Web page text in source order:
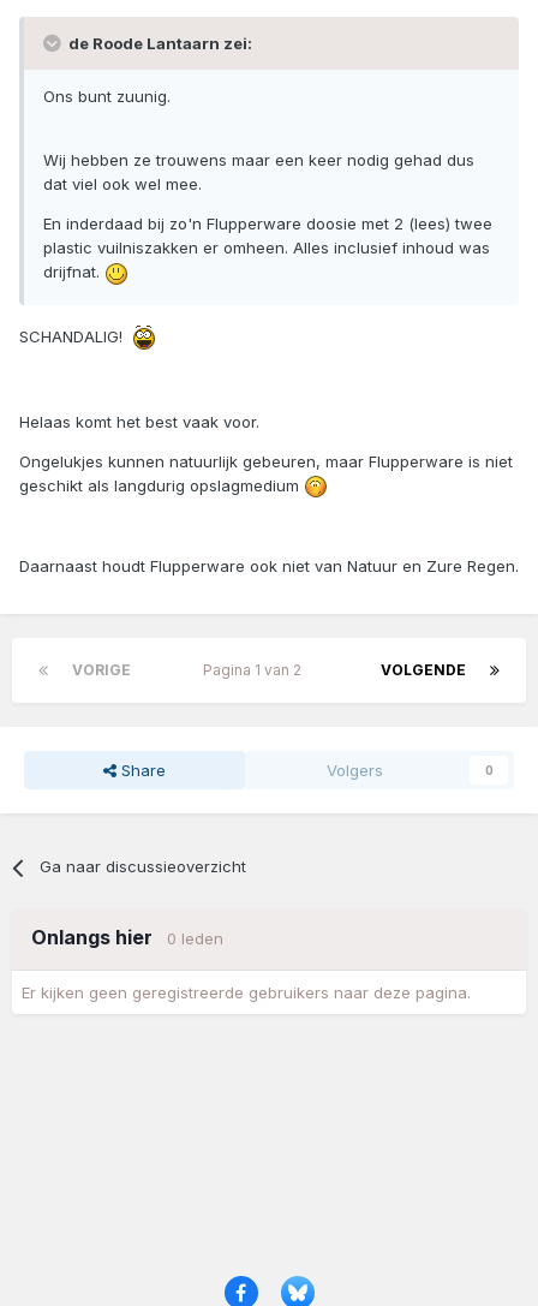
de Roode Lantaarn zei:
Ons bunt zuunig.
Wij hebben ze trouwens maar een keer nodig gehad dus
dat viel ook wel mee.
En inderdaad bij zo'n Flupperware doosie met 2 (lees) twee
plastic vuilniszakken er omheen. Alles inclusief inhoud was
drijfnat.
SCHANDALIG!
Helaas komt het best vaak voor.
Ongelukjes kunnen natuurlijk gebeuren, maar Flupperware is niet
geschikt als langdurig opslagmedium
Daarnaast houdt Flupperware ook niet van Natuur en Zure Regen.
VORIGE VOLGENDE
Pagina 1 van 2
Share Volgers 0
Ga naar discussieoverzicht
Onlangs hier 0 leden
Er kijken geen geregistreerde gebruikers naar deze pagina.